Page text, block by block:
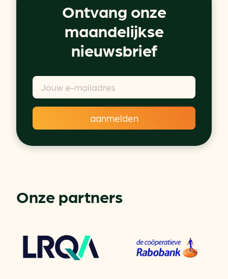
Ontvang onze
maandelijkse
nieuwsbrief
Onze partners